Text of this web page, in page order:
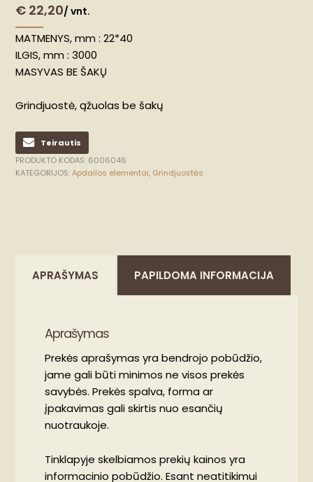
€ 22,20/ vnt.
MATMENYS, mm : 22*40
ILGIS, mm : 3000
MASYVAS BE ŠAKŲ
Grindjuostė, ąžuolas be šakų
Teirautis
PRODUKTO KODAS: 6006046
KATEGORIJOS:Apdailos elementai, Grindjuostės
APRAŠYMAS PAPILDOMA INFORMACIJA
Aprašymas
Prekės aprašymas yra bendrojo pobūdžio,
jame gali būti minimos ne visos prekės
savybės. Prekės spalva, forma ar
įpakavimas gali skirtis nuo esančių
nuotraukoje.
Tinklapyje skelbiamos prekių kainos yra
informacinio pobūdžio. Esant neatitikimui